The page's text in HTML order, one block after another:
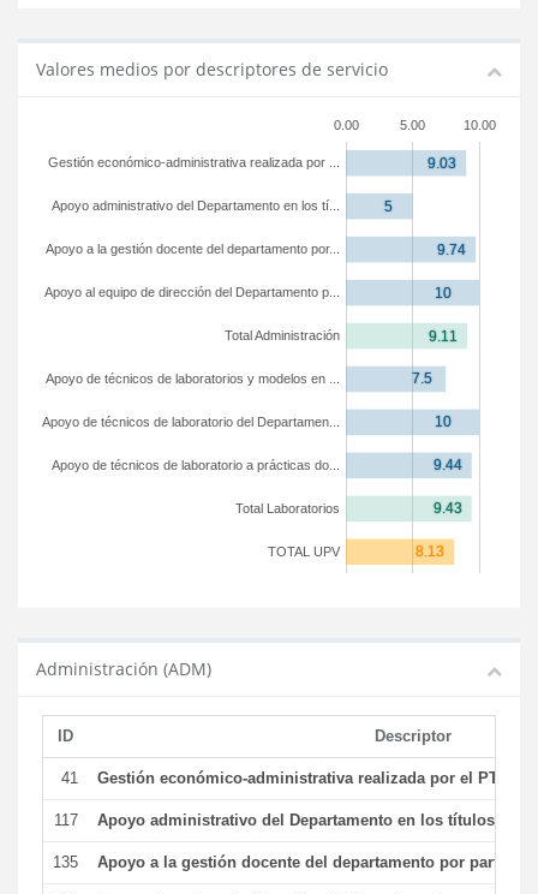
Valores medios por descriptores de servicio
0.00 5.00 10.00
TOTAL UPV
Total Laboratorios
Apoyo de técnicos de laboratorio a prácticas do...
Apoyo de técnicos de laboratorio del Departamen...
Apoyo de técnicos de laboratorios y modelos en ...
Total Administración
Apoyo al equipo de dirección del Departamento p...
Apoyo a la gestión docente del departamento por...
Apoyo administrativo del Departamento en los tí...
Gestión económico-administrativa realizada por ...
Administración (ADM)
ID Descriptor
41 Gestión económico-administrativa realizada por el PTGAS
117 Apoyo administrativo del Departamento en los títulos de
135 Apoyo a la gestión docente del departamento por parte